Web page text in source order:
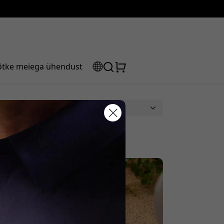
meiega ühendust
et saada 5% allahindlust.